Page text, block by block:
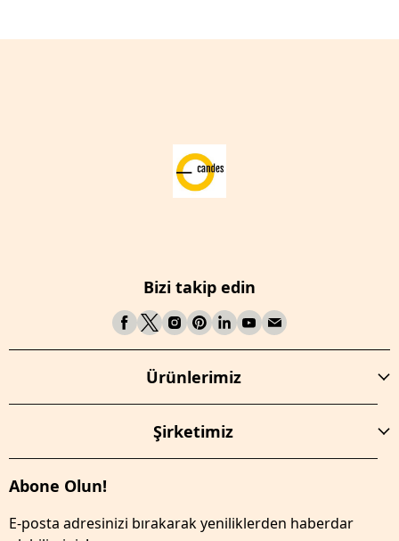
Bizi takip edin
Ürünlerimiz
Şirketimiz
Abone Olun!
E-posta adresinizi bırakarak yeniliklerden haberdar